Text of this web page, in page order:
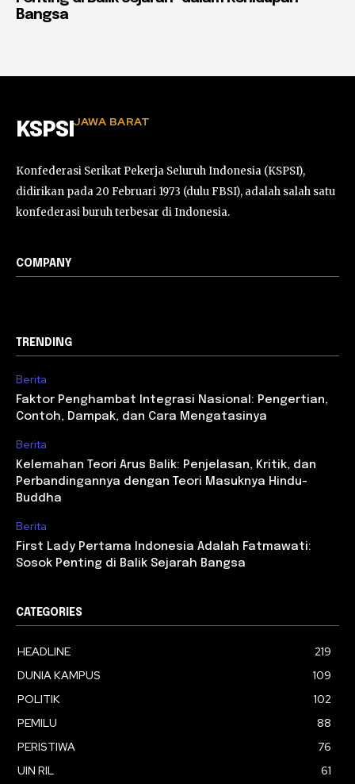
Bangsa
KSPSI JAWA BARAT
Konfederasi Serikat Pekerja Seluruh Indonesia (KSPSI),
didirikan pada 20 Februari 1973 (dulu FBSI), adalah salah satu
konfederasi buruh terbesar di Indonesia.
COMPANY
TRENDING
Berita
Faktor Penghambat Integrasi Nasional: Pengertian,
Contoh, Dampak, dan Cara Mengatasinya
Berita
Kelemahan Teori Arus Balik: Penjelasan, Kritik, dan
Perbandingannya dengan Teori Masuknya Hindu-
Buddha
Berita
First Lady Pertama Indonesia Adalah Fatmawati:
Sosok Penting di Balik Sejarah Bangsa
CATEGORIES
HEADLINE
219
DUNIA KAMPUS
109
POLITIK
102
PEMILU
88
PERISTIWA
76
UIN RIL
61